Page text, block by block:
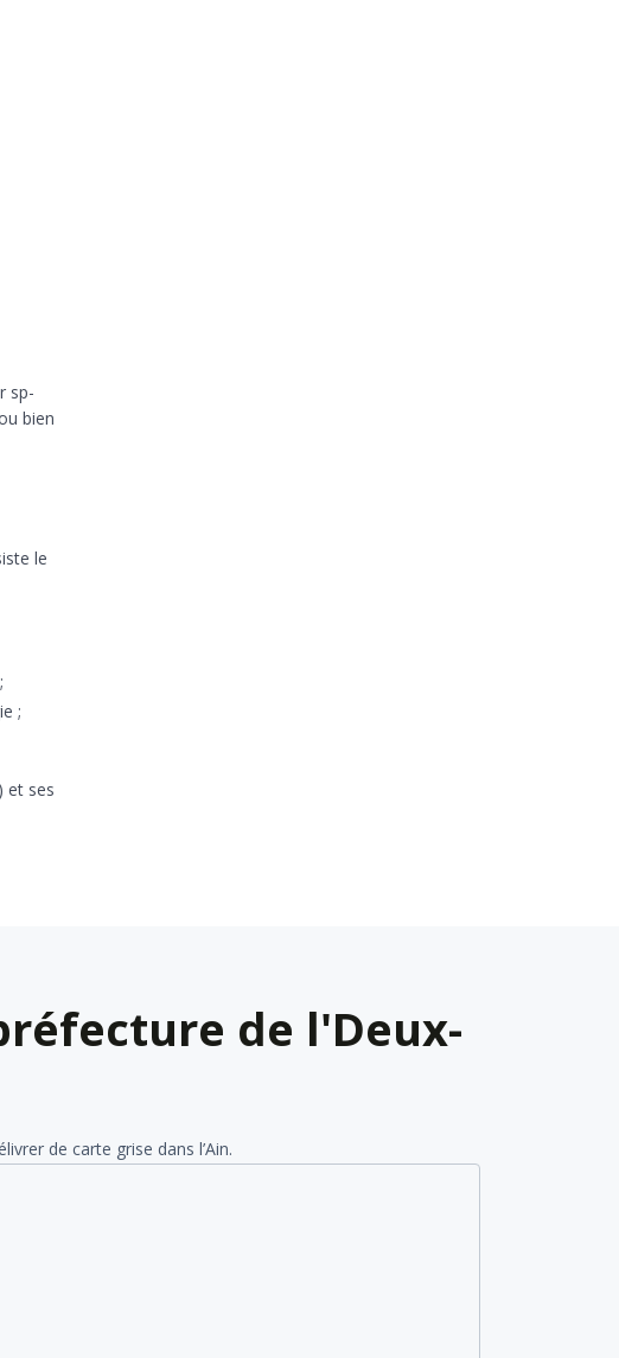
sp-
bien
le
;
et ses
de l'Deux-
de carte grise dans l’Ain.